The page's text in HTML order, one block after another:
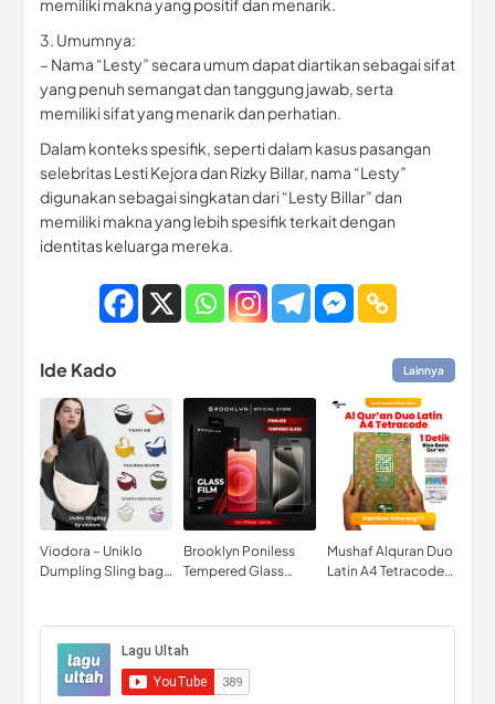
memiliki makna yang positif dan menarik.
3. Umumnya:
– Nama “Lesty” secara umum dapat diartikan sebagai sifat
yang penuh semangat dan tanggung jawab, serta
memiliki sifat yang menarik dan perhatian.
Dalam konteks spesifik, seperti dalam kasus pasangan
selebritas Lesti Kejora dan Rizky Billar, nama “Lesty”
digunakan sebagai singkatan dari “Lesty Billar” dan
memiliki makna yang lebih spesifik terkait dengan
identitas keluarga mereka.
Ide Kado Lainnya
Viodora – Uniklo
Dumpling Sling bag
out jalan jalan bali
wanita
Brooklyn Poniless
Tempered Glass
Mini Pro Max Plus
Mushaf Alquran Duo
Latin A4 Tetracode
Ukuran Besar A4 4